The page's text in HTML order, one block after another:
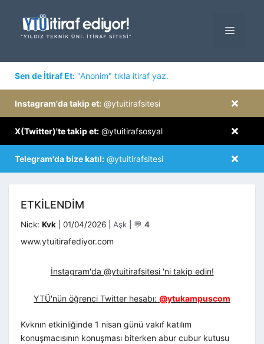
MENÜ
Sen de İtiraf Et: "Anonim" tıkla itiraf yaz.
×
Instagram'da takip et: @ytuitirafsitesi
×
X(Twitter)'te takip et: @ytuitirafsosyal
×
Telegram'da bize katıl: @ytuitirafsitesi
ETKILENDIM
Nick: Kvk 01/04/2026 Kategoriler
Aşk 💬 4
www.ytuitirafediyor.com
İnstagram'da @ytuitirafsitesi 'ni takip edin!
YTÜ'nün öğrenci Twitter hesabı: @ytukampuscom
Kvknın etkinliğinde 1 nisan günü vakıf katılım
konuşmacısının konuşması biterken abur cubur kutusu